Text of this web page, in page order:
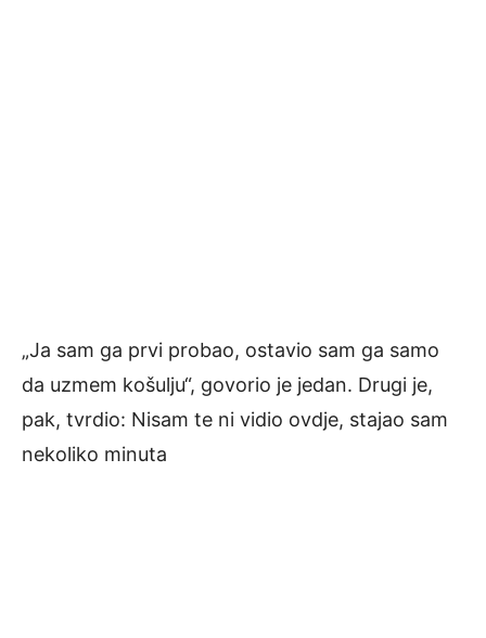
„Ja sam ga prvi probao, ostavio sam ga samo
da uzmem košulju“, govorio je jedan. Drugi je,
pak, tvrdio: Nisam te ni vidio ovdje, stajao sam
nekoliko minuta